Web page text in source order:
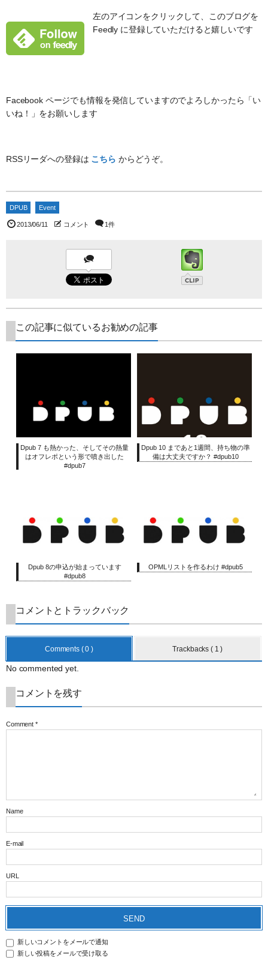
左のアイコンをクリックして、このブログを
Feedly に登録していただけると嬉しいです
Facebook ページでも情報を発信していますのでよろしかったら「い
いね！」をお願いします
RSSリーダへの登録は こちら からどうぞ。
DPUB Event
2013/06/11 コメント 1件
この記事に似ているお勧めの記事
Dpub 7 も熱かった、そしてその熱量
はオフレポという形で噴き出した
#dpub7
Dpub 10 まであと1週間、持ち物の準
備は大丈夫ですか？ #dpub10
Dpub 8の申込が始まっています
#dpub8
OPMLリストを作るわけ #dpub5
コメントとトラックバック
Comments ( 0 ) Trackbacks ( 1 )
No commented yet.
コメントを残す
Comment *
Name
E-mail
URL
新しいコメントをメールで通知
新しい投稿をメールで受け取る